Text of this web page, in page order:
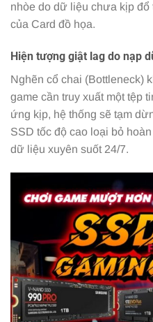
nhòe do dữ liệu chưa kịp
của Card đồ họa.
Hiện tượng giật lag do nạp
Nghẽn cổ chai (Bottleneck)
game cần truy xuất một tệp
ứng kịp, hệ thống sẽ tạm
SSD tốc độ cao loại bỏ
dữ liệu xuyên suốt 24/7.